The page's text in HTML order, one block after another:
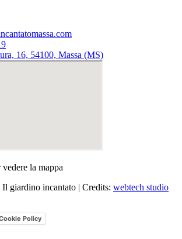
16, 54100, Massa (MS)
la mappa
giardino incantato | Credits: webtech studio
Policy